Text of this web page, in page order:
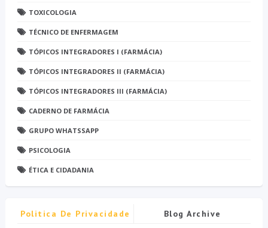
TOXICOLOGIA
TÉCNICO DE ENFERMAGEM
TÓPICOS INTEGRADORES I (FARMÁCIA)
TÓPICOS INTEGRADORES II (FARMÁCIA)
TÓPICOS INTEGRADORES III (FARMÁCIA)
CADERNO DE FARMÁCIA
GRUPO WHATSSAPP
PSICOLOGIA
ÉTICA E CIDADANIA
Politica De Privacidade Blog Archive